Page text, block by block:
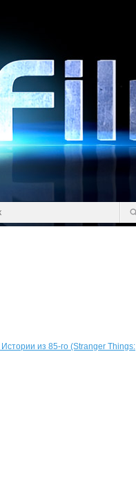
из 85-го (Stranger Things: